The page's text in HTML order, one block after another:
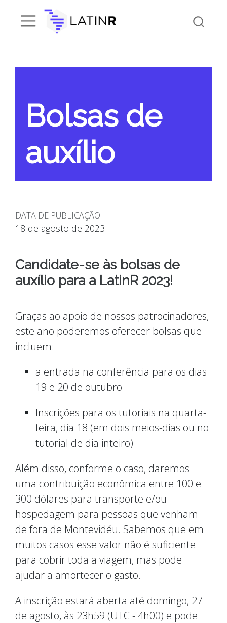
Bolsas de
auxílio
DATA DE PUBLICAÇÃO
18 de agosto de 2023
Candidate-se às bolsas de
auxílio para a LatinR 2023!
Graças ao apoio de nossos patrocinadores,
este ano poderemos oferecer bolsas que
incluem:
a entrada na conferência para os dias
19 e 20 de outubro
Inscrições para os tutoriais na quarta-
feira, dia 18 (em dois meios-dias ou no
tutorial de dia inteiro)
Além disso, conforme o caso, daremos
uma contribuição econômica entre 100 e
300 dólares para transporte e/ou
hospedagem para pessoas que venham
de fora de Montevidéu. Sabemos que em
muitos casos esse valor não é suficiente
para cobrir toda a viagem, mas pode
ajudar a amortecer o gasto.
A inscrição estará aberta até domingo, 27
de agosto, às 23h59 (UTC - 4h00) e pode